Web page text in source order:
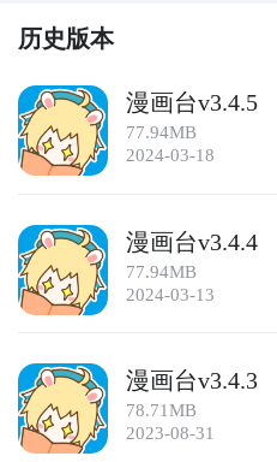
历史版本
漫画台v3.4.5
77.94MB
2024-03-18
漫画台v3.4.4
77.94MB
2024-03-13
漫画台v3.4.3
78.71MB
2023-08-31